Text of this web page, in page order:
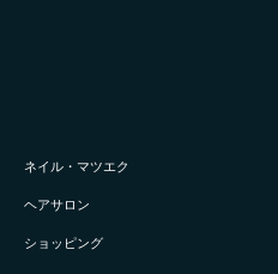
ネイル・マツエク
ヘアサロン
ショッピング